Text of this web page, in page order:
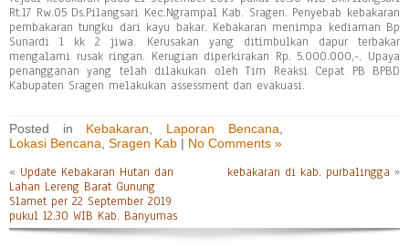
Rt.17 Rw.05 Ds.Pilangsari Kec.Ngrampal Kab. Sragen. Penyebab kebakaran
pembakaran tungku dari kayu bakar. Kebakaran menimpa kediaman Bp
Sunardi 1 kk 2 jiwa. Kerusakan yang ditimbulkan dapur terbakar
mengalami rusak ringan. Kerugian diperkirakan Rp. 5.000.000,-. Upaya
penangganan yang telah dilakukan oleh Tim Reaksi Cepat PB BPBD
Kabupaten Sragen melakukan assessment dan evakuasi.
Posted in Kebakaran Laporan Bencana
Lokasi Bencana Sragen Kab | No Comments »
« Update Kebakaran Hutan dan
Lahan Lereng Barat Gunung
Slamet per 22 September 2019
pukul 12.30 WIB Kab. Banyumas
kebakaran di kab. purbalingga »